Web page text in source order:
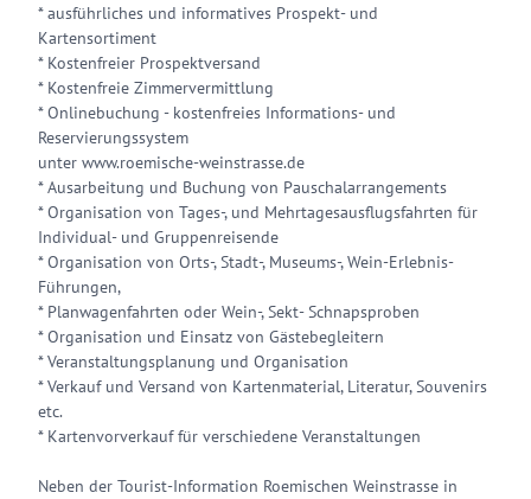
* ausführliches und informatives Prospekt- und
Kartensortiment
* Kostenfreier Prospektversand
* Kostenfreie Zimmervermittlung
* Onlinebuchung - kostenfreies Informations- und
Reservierungssystem
unter www.roemische-weinstrasse.de
* Ausarbeitung und Buchung von Pauschalarrangements
* Organisation von Tages-, und Mehrtagesausflugsfahrten für
Individual- und Gruppenreisende
* Organisation von Orts-, Stadt-, Museums-, Wein-Erlebnis-
Führungen,
* Planwagenfahrten oder Wein-, Sekt- Schnapsproben
* Organisation und Einsatz von Gästebegleitern
* Veranstaltungsplanung und Organisation
* Verkauf und Versand von Kartenmaterial, Literatur, Souvenirs
etc.
* Kartenvorverkauf für verschiedene Veranstaltungen
Neben der Tourist-Information Roemischen Weinstrasse in